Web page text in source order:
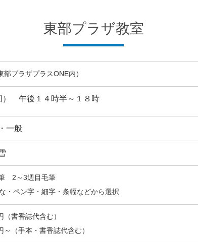
東部プラザ教室
プラザプラスONE内）
） 午後１４時半～１８時
一般
2～3週目毛筆
・ペン字・細字・条幅などから選択
書香誌代含む）
（手本・書香誌代含む）